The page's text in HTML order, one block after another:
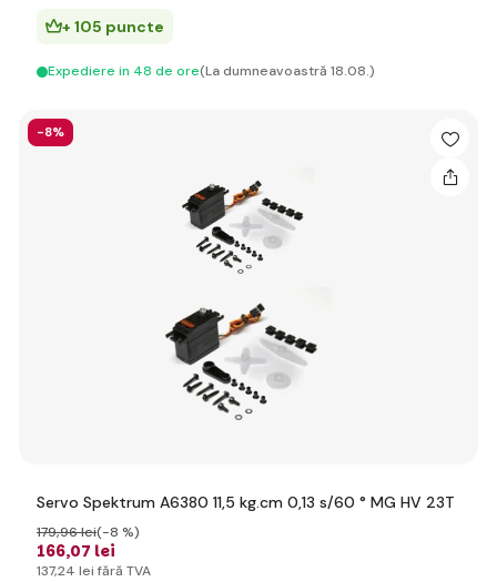
+ 105 puncte
Expediere in 48 de ore(La dumneavoastră 18.08.)
-8%
Servo Spektrum A6380 11,5 kg.cm 0,13 s/60 ° MG HV 23T
166,07 lei
179,96 lei(-8 %)
137,24 lei fără TVA